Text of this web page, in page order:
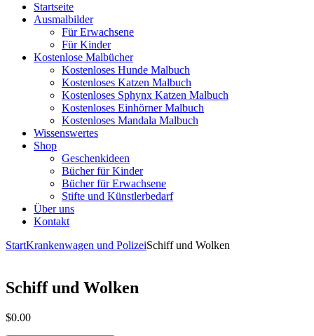
Startseite
Ausmalbilder
Für Erwachsene
Für Kinder
Kostenlose Malbücher
Kostenloses Hunde Malbuch
Kostenloses Katzen Malbuch
Kostenloses Sphynx Katzen Malbuch
Kostenloses Einhörner Malbuch
Kostenloses Mandala Malbuch
Wissenswertes
Shop
Geschenkideen
Bücher für Kinder
Bücher für Erwachsene
Stifte und Künstlerbedarf
Über uns
Kontakt
StartKrankenwagen und PolizeiSchiff und Wolken
Schiff und Wolken
$0.00